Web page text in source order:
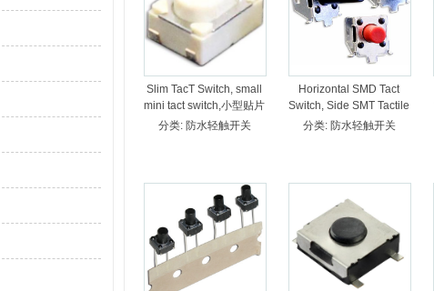
Slim TacT Switch, small
mini tact switch,小型贴片
轻触开关,微型超薄轻触
分类: 防水轻触开关
Horizontal SMD Tact
Switch, Side SMT Tactile
Switch/Side SMT
分类: 防水轻触开关